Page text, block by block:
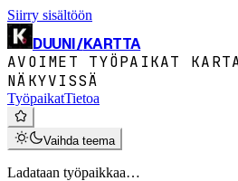
Siirry sisältöön
DUUNI/KARTTA
AVOIMET TYÖPAIKAT
NÄKYVISSÄ
TyöpaikatTietoa
Vaihda teema
Ladataan työpaikkaa…